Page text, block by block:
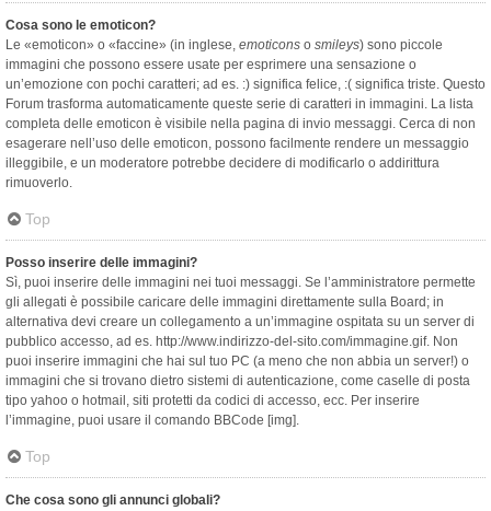
Cosa sono le emoticon?
Le «emoticon» o «faccine» (in inglese, emoticons o smileys) sono piccole
immagini che possono essere usate per esprimere una sensazione o
un’emozione con pochi caratteri; ad es. :) significa felice, :( significa triste. Questo
Forum trasforma automaticamente queste serie di caratteri in immagini. La lista
completa delle emoticon è visibile nella pagina di invio messaggi. Cerca di non
esagerare nell’uso delle emoticon, possono facilmente rendere un messaggio
illeggibile, e un moderatore potrebbe decidere di modificarlo o addirittura
rimuoverlo.
Top
Posso inserire delle immagini?
Sì, puoi inserire delle immagini nei tuoi messaggi. Se l’amministratore permette
gli allegati è possibile caricare delle immagini direttamente sulla Board; in
alternativa devi creare un collegamento a un’immagine ospitata su un server di
pubblico accesso, ad es. http://www.indirizzo-del-sito.com/immagine.gif. Non
puoi inserire immagini che hai sul tuo PC (a meno che non abbia un server!) o
immagini che si trovano dietro sistemi di autenticazione, come caselle di posta
tipo yahoo o hotmail, siti protetti da codici di accesso, ecc. Per inserire
l’immagine, puoi usare il comando BBCode [img].
Top
Che cosa sono gli annunci globali?